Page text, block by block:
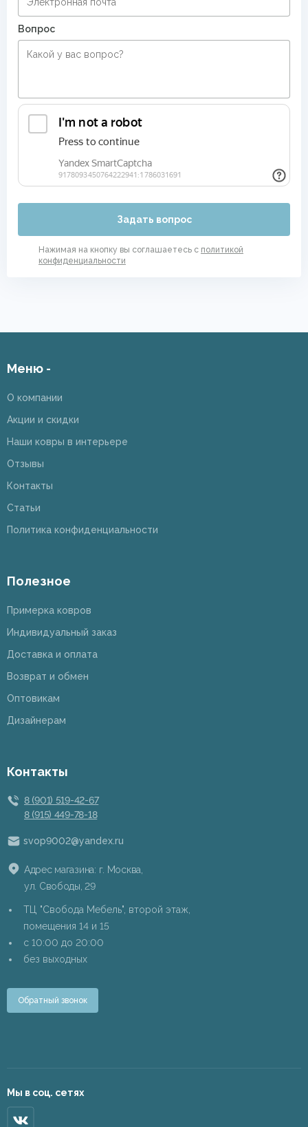
Вопрос
Задать вопрос
Нажимая на кнопку вы соглашаетесь с политикой
конфиденциальности
Меню -
О компании
Акции и скидки
Наши ковры в интерьере
Отзывы
Контакты
Статьи
Политика конфиденциальности
Полезное
Примерка ковров
Индивидуальный заказ
Доставка и оплата
Возврат и обмен
Оптовикам
Дизайнерам
Контакты
8 (901) 519-42-67
8 (915) 449-78-18
svop9002@yandex.ru
Адрес магазина: г. Москва,
ул. Свободы, 29
ТЦ "Свобода Мебель", второй этаж,
помещения 14 и 15
c 10:00 до 20:00
без выходных
Обратный звонок
Мы в соц. сетях